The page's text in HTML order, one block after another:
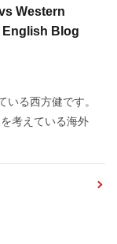
Western
English Blog
る西方健です。
考えている海外